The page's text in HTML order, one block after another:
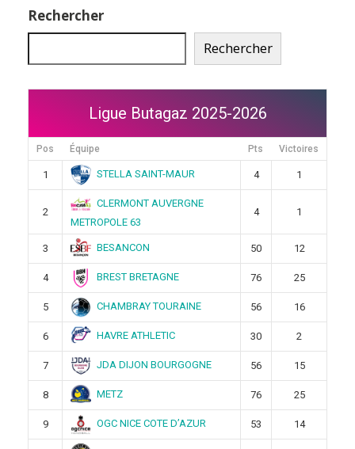
Rechercher
Rechercher
Ligue Butagaz 2025-2026
Pos Équipe Pts Victoires
1 STELLA SAINT-MAUR 4 1
2
CLERMONT AUVERGNE
METROPOLE 63
4 1
3 BESANCON 50 12
4 BREST BRETAGNE 76 25
5 CHAMBRAY TOURAINE 56 16
6 HAVRE ATHLETIC 30 2
7 JDA DIJON BOURGOGNE 56 15
8 METZ 76 25
9 OGC NICE COTE D’AZUR 53 14